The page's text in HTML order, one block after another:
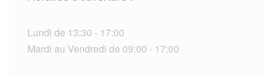
Lundi de 13:30 - 17:00
Mardi au Vendredi de 09:00 - 17:00